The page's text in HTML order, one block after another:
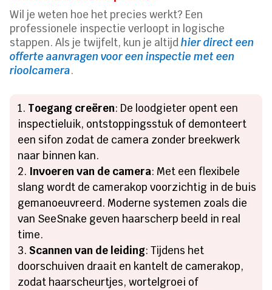
Wil je weten hoe het precies werkt? Een
professionele inspectie verloopt in logische
stappen. Als je twijfelt, kun je altijdhier direct een
offerte aanvragen voor een inspectie met een
rioolcamera.
Toegang creëren: De loodgieter opent een
inspectieluik, ontstoppingsstuk of demonteert
een sifon zodat de camera zonder breekwerk
naar binnen kan.
Invoeren van de camera: Met een flexibele
slang wordt de camerakop voorzichtig in de buis
gemanoeuvreerd. Moderne systemen zoals die
van SeeSnake geven haarscherp beeld in real
time.
Scannen van de leiding: Tijdens het
doorschuiven draait en kantelt de camerakop,
zodat haarscheurtjes, wortelgroei of